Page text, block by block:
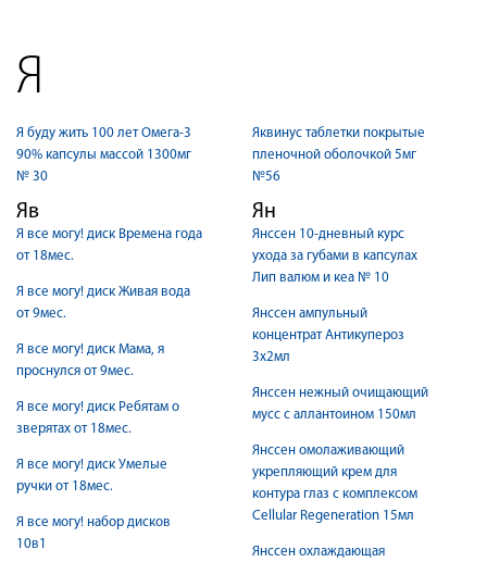
Я
Я буду жить 100 лет Омега-3
90% капсулы массой 1300мг
№ 30
Яв
Я все могу! диск Времена года
от 18мес.
Я все могу! диск Живая вода
от 9мес.
Я все могу! диск Мама, я
проснулся от 9мес.
Я все могу! диск Ребятам о
зверятах от 18мес.
Я все могу! диск Умелые
ручки от 18мес.
Я все могу! набор дисков
10в1
Яквинус таблетки покрытые
пленочной оболочкой 5мг
№56
Ян
Янссен 10-дневный курс
ухода за губами в капсулах
Лип валюм и кеа № 10
Янссен ампульный
концентрат Антикупероз
3х2мл
Янссен нежный очищающий
мусс с аллантоином 150мл
Янссен омолаживающий
укрепляющий крем для
контура глаз с комплексом
Cellular Regeneration 15мл
Янссен охлаждающая